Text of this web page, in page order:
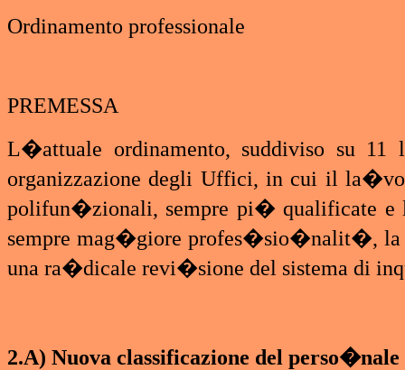
Ordinamento professionale
PREMESSA
L�attuale ordinamento, suddiviso su
organizzazione degli Uffici, in cui il
polifun�zionali, sempre pi� qualificate
sempre mag�giore profes�sio�nalit�,
una ra�dicale revi�sione del sistema di
2.A) Nuova classificazione del perso�nale